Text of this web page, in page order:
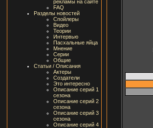
рекламы на сайте
FAQ
Разделы новостей
Спойлеры
Видео
Теории
Интервью
Пасхальные яйца
Мнение
Серии
Общие
Статьи / Описания
Актеры
Создатели
Это интересно
Описание серий 1
сезона
Описание серий 2
сезона
Описание серий 3
сезона
Описание серий 4